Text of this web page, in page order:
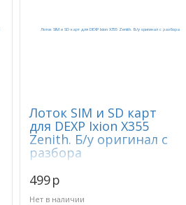
Лоток SIM и SD карт
для DEXP Ixion X355
Zenith. Б/у оригинал с
разбора
499p
Нет в наличии